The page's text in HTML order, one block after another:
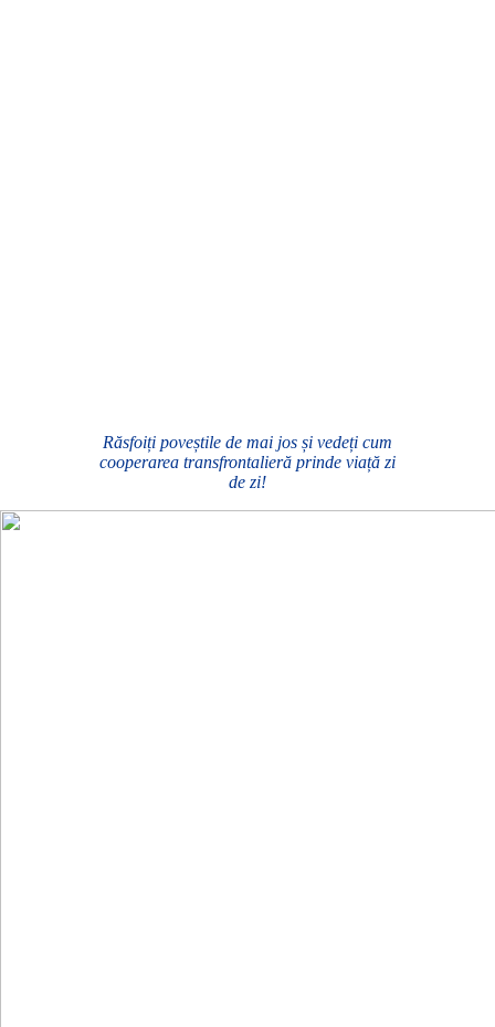
Răsfoiți poveștile de mai jos și vedeți cum
cooperarea transfrontalieră prinde viață zi
de zi!